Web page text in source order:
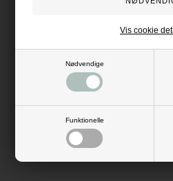
Nødvendige
Funktionelle
Vis cookie
Mål: Dia: 27 cm
Tåler opvaskemaskine